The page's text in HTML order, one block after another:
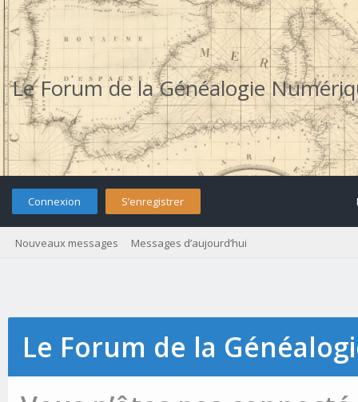
Le Forum de la Généalogie
Connexion S’enregistrer
Nouveaux messages Messages d’aujourd’hui
Le Forum de la